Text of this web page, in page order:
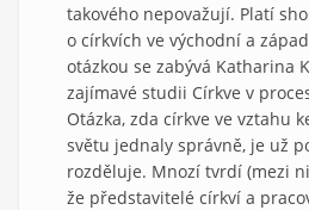
takového nepovažují. Platí
o církvích ve východní a
otázkou se zabývá Katharina
zajímavé studii Církve v
Otázka, zda církve ve vztahu
světu jednaly správně, je už
rozděluje. Mnozí tvrdí (mezi
že představitelé církví a